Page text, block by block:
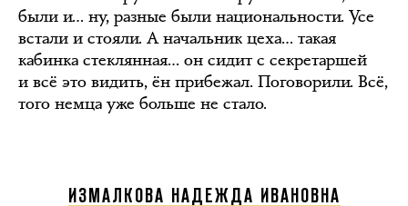
были и… ну, разные были национальности. Усе
встали и стояли. А начальник цеха… такая
кабинка стеклянная… он сидит с секретаршей
и всё это видить, ён прибежал. Поговорили. Всё,
того немца уже больше не стало.
ИЗМАЛКОВА НАДЕЖДА ИВАНОВНА